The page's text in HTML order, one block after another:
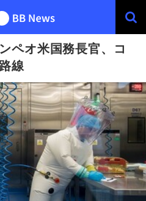
ペオ米国務長官、コ
線